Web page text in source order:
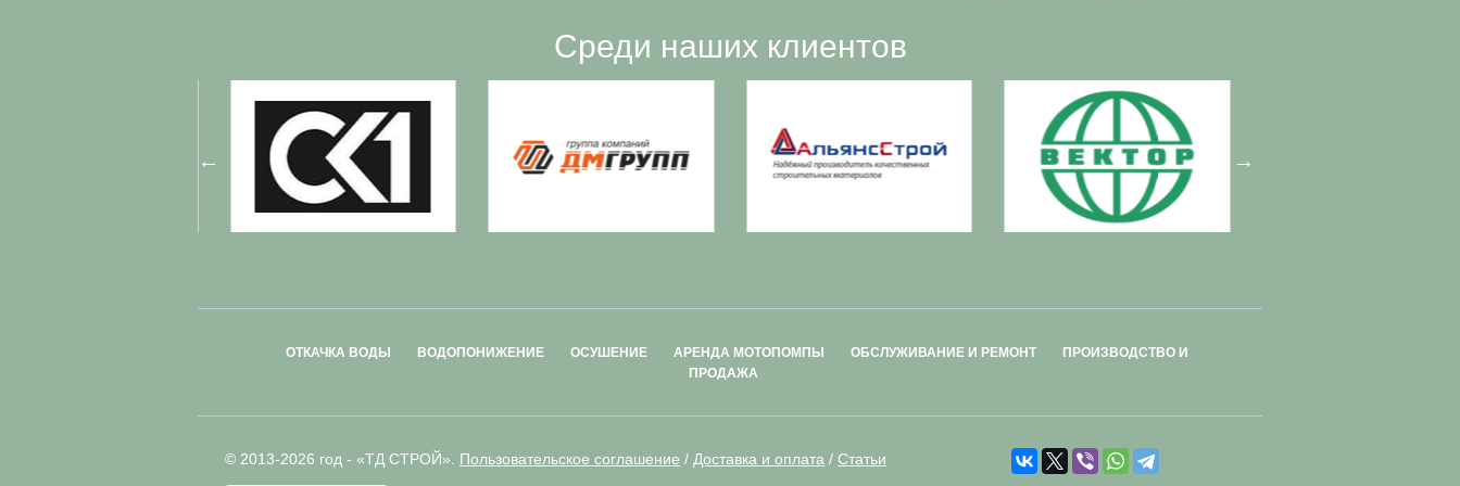
Среди наших клиентов
ОТКАЧКА ВОДЫ ВОДОПОНИЖЕНИЕ ОСУШЕНИЕ АРЕНДА МОТОПОМПЫ ОБСЛУЖИВАНИЕ И РЕМОНТ
ПРОИЗВОДСТВО И
ПРОДАЖА
© 2013-2026 год - «ТД СТРОЙ». Пользовательское соглашение / Доставка и оплата / Статьи